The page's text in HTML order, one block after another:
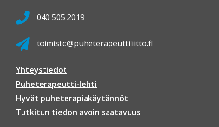
040 505 2019
toimisto@puheterapeuttiliitto.fi
Yhteystiedot
Puheterapeutti-lehti
Hyvät puheterapiakäytännöt
Tutkitun tiedon avoin saatavuus